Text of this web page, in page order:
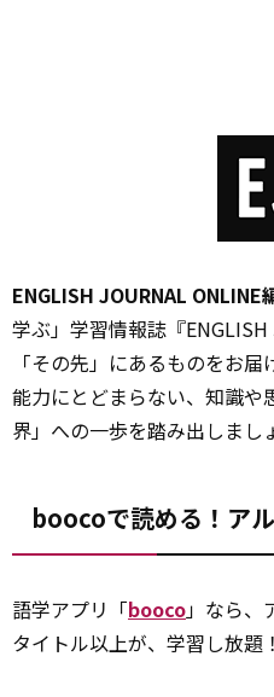
ENGLISH JOURNAL ONLINE
学ぶ」学習情報誌『
「その先」にあるものをお
能力にとどまらない、知識や
界」への一歩を踏み出しまし
boocoで読める！ア
語学アプリ「booco」なら、
タイトル以上が、学習し放題！